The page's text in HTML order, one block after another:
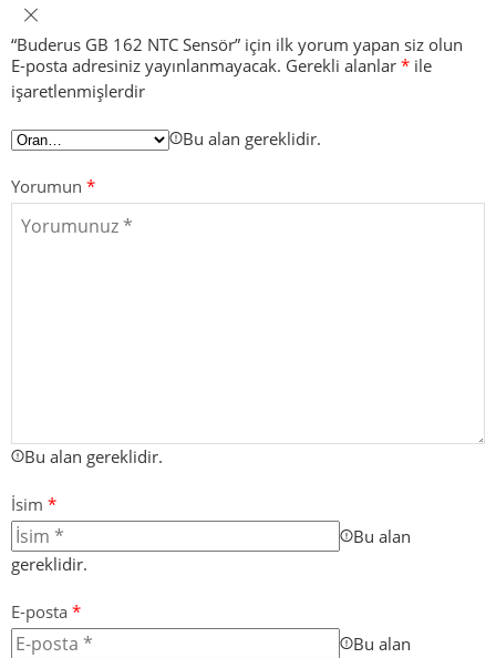
“Buderus GB 162 NTC Sensör” için ilk yorum yapan siz olun
E-posta adresiniz yayınlanmayacak. Gerekli alanlar * ile
işaretlenmişlerdir
Bu alan gereklidir.
Yorumun *
Bu alan gereklidir.
İsim *
Bu alan
gereklidir.
E-posta *
Bu alan